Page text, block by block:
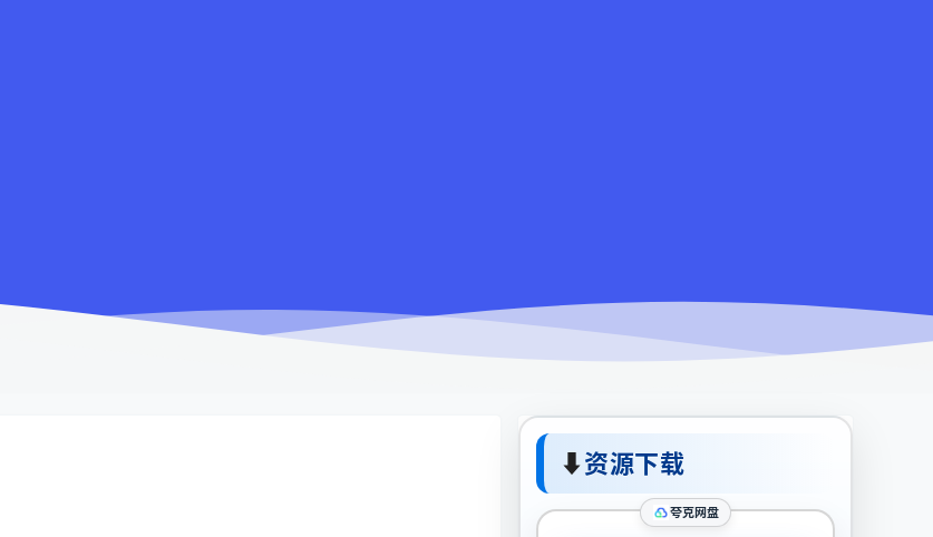
⬇资源下载
夸克网盘